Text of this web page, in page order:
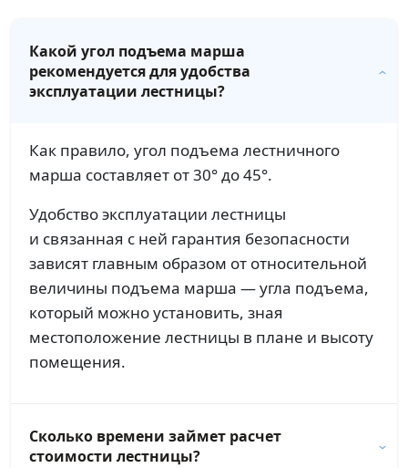
Какой угол подъема марша
рекомендуется для удобства
эксплуатации лестницы?
Как правило, угол подъема лестничного
марша составляет от 30° до 45°.
Удобство эксплуатации лестницы
и связанная с ней гарантия безопасности
зависят главным образом от относительной
величины подъема марша — угла подъема,
который можно установить, зная
местоположение лестницы в плане и высоту
помещения.
Сколько времени займет расчет
стоимости лестницы?